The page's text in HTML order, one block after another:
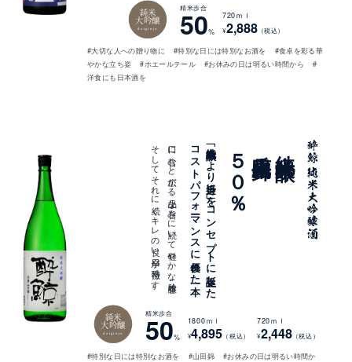
純米
大吟醸
daiginjo
精米歩合
50%
720ｍｌ
¥2,888（税込）
#大切な人への贈り物に #特別な日には特別なお酒を
#食卓を彩る華
やかな立ち姿
#ホエールテール #お休みの日は明るい時間から
#
洋食にも日本酒を
５０％
「純米大吟醸を
よ
り
身近に
」を
コ
ン
セ
プ
ト
に
誕生し
た
コ
ス
ト
パ
フ
ォ
ーマ
ン
ス
に
優れ
た
一本
口に
含む
と
広が
る
上品な
旨み
に
続い
て
軽や
か
な
吟醸香、
そ
し
て
そ
れ
に
続く
キ
レ
の
良い
辛口が
特徴で
す
。
純米
大吟醸
daiginjo
精米歩合
50%
1800ｍｌ
¥4,895 （税込）
720ｍｌ
¥2,448（税込）
#特別な日には特別なお酒を #山田錦
#お休みの日は明るい時間か